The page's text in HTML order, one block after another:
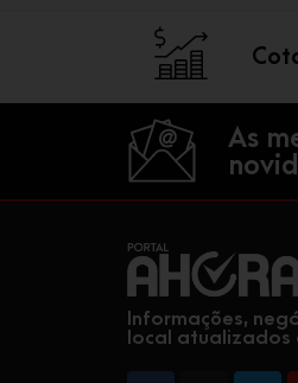
As
Informações,
local atualizados